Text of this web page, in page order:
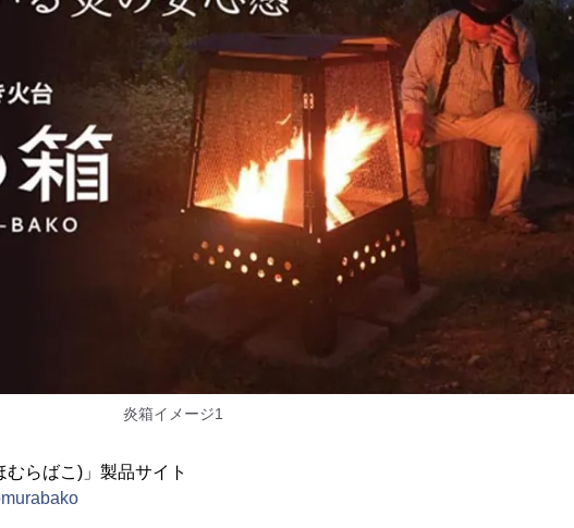
炎箱イメージ1
らばこ)」製品サイト